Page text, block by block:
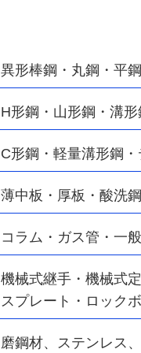
異形棒鋼・丸鋼・平
H形鋼・山形鋼・溝
C形鋼・軽量溝形鋼
薄中板・厚板・酸洗
コラム・ガス管・一
機械式継手・機械式
スプレート・ロック
磨鋼材、ステンレス